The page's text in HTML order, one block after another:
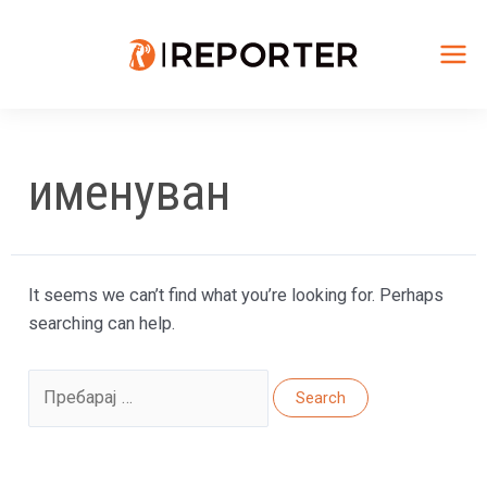
именуван
It seems we can’t find what you’re looking for. Perhaps
searching can help.